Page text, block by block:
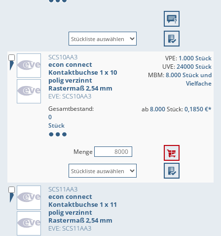
SCS10AA3
econ connect
Kontaktbuchse 1 x 10
polig verzinnt
Rastermaß 2,54 mm
EVE: SCS10AA3
VPE: 1.000 Stück
UVE:24000 Stück
MBM:8.000 Stück und
Vielfache
Gesamtbestand:
0
Stück
ab8.000Stück:0,1850 €*
Menge
SCS11AA3
econ connect
Kontaktbuchse 1 x 11
polig verzinnt
Rastermaß 2,54 mm
EVE: SCS11AA3